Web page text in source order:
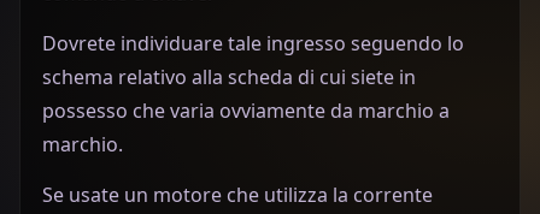
Dovrete individuare tale ingresso seguendo lo
schema relativo alla scheda di cui siete in
possesso che varia ovviamente da marchio a
marchio.
Se usate un motore che utilizza la corrente